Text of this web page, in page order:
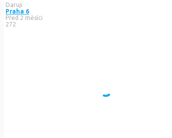
Daruji
Praha 6
Před 2 měsíci
272